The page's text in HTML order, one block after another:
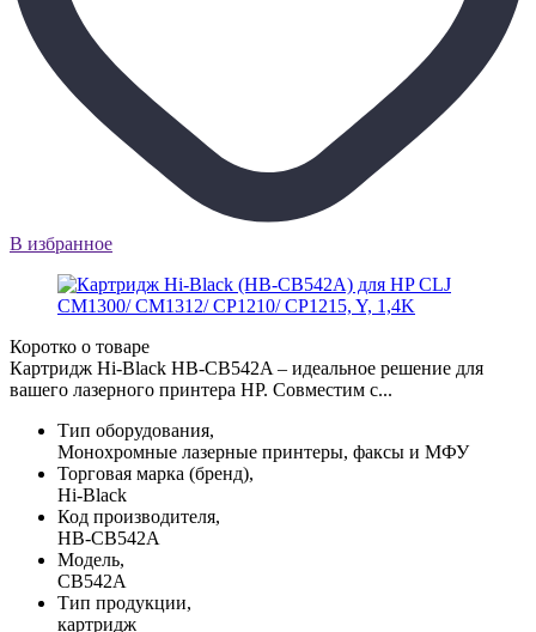
В избранное
Коротко о товаре
Картридж Hi-Black HB-CB542A – идеальное решение для
вашего лазерного принтера HP. Совместим с...
Тип оборудования,
Монохромные лазерные принтеры, факсы и МФУ
Торговая марка (бренд),
Hi-Black
Код производителя,
HB-CB542A
Модель,
CB542A
Тип продукции,
картридж